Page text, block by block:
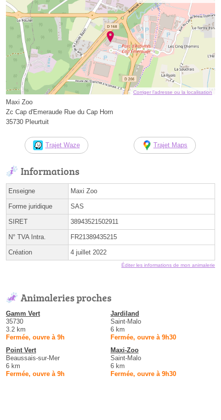
Corriger l’adresse ou la localisation
Maxi Zoo
Zc Cap d'Emeraude Rue du Cap Horn
35730 Pleurtuit
Trajet Waze Trajet Maps
Informations
Enseigne Maxi Zoo
Forme juridique SAS
SIRET 38943521502911
N° TVA Intra. FR21389435215
Création 4 juillet 2022
Éditer les informations de mon animalerie
Animaleries proches
Gamm Vert
35730
3.2 km
Fermée, ouvre à 9h
Jardiland
Saint-Malo
6 km
Fermée, ouvre à 9h30
Point Vert
Beaussais-sur-Mer
6 km
Fermée, ouvre à 9h
Maxi-Zoo
Saint-Malo
6 km
Fermée, ouvre à 9h30